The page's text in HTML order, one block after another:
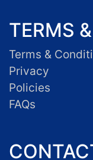
TERMS
Terms &
Privacy
Policies
FAQs